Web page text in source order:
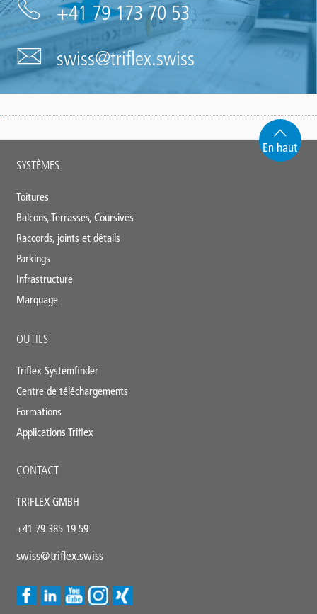
+41 79 173 70 53
swiss@triflex.swiss
En haut
Main
SYSTÈMES
Toitures
Balcons, Terrasses, Coursives
Raccords, joints et détails
Parkings
Infrastructure
Marquage
OUTILS
Triflex Systemfinder
Centre de téléchargements
Formations
Applications Triflex
CONTACT
TRIFLEX GMBH
+41 79 385 19 59
swiss@triflex.swiss